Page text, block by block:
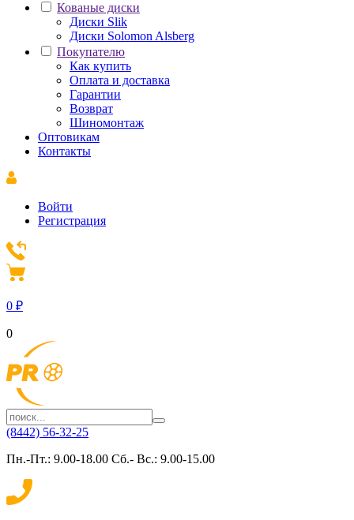
Кованые диски
Диски Slik
Диски Solomon Alsberg
Покупателю
Как купить
Оплата и доставка
Гарантии
Возврат
Шиномонтаж
Оптовикам
Контакты
Войти
Регистрация
0 ₽
0
(8442) 56-32-25
Пн.-Пт.: 9.00-18.00 Сб.- Вс.: 9.00-15.00